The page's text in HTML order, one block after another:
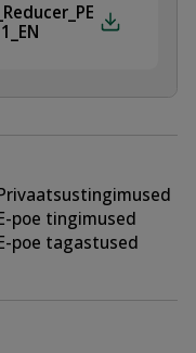
poe tingimused
poe tagastused